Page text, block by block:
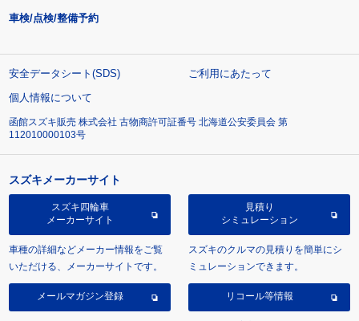
車検/点検/整備予約
安全データシート(SDS)
ご利用にあたって
個人情報について
函館スズキ販売 株式会社 古物商許可証番号 北海道公安委員会 第
112010000103号
スズキメーカーサイト
スズキ四輪車
メーカーサイト
車種の詳細などメーカー情報をご覧
いただける、メーカーサイトです。
見積り
シミュレーション
スズキのクルマの見積りを簡単にシ
ミュレーションできます。
メールマガジン登録 リコール等情報